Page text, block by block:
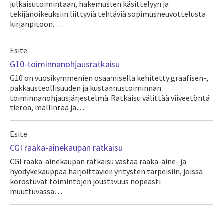
julkaisutoimintaan, hakemusten käsittelyyn ja
tekijänoikeuksiin liittyviä tehtäviä sopimusneuvottelusta
kirjanpitoon. …
Esite
G10-toiminnanohjausratkaisu
G10 on vuosikymmenien osaamisella kehitetty graafisen-,
pakkausteollisuuden ja kustannustoiminnan
toiminnanohjausjärjestelmä. Ratkaisu välittää viiveetöntä
tietoa, mallintaa ja…
Esite
CGI raaka-ainekaupan ratkaisu
CGI raaka-ainekaupan ratkaisu vastaa raaka-aine- ja
hyödykekauppaa harjoittavien yritysten tarpeisiin, joissa
korostuvat toimintojen joustavuus nopeasti
muuttuvassa…